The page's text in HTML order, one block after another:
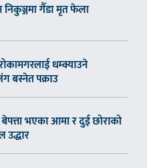
गैँडा मृत फेला
धम्क्याउने
बस्नेत पक्राउ
भएका आमा र दुई छोराको